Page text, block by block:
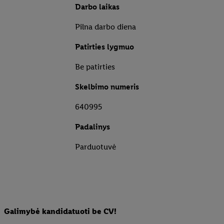
Darbo laikas
Pilna darbo diena
Patirties lygmuo
Be patirties
Skelbimo numeris
640995
Padalinys
Parduotuvė
Galimybė kandidatuoti be CV!